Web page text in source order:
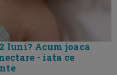
luni? Acum joaca
- iata ce